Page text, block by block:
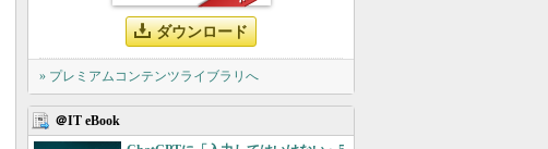
ダウンロード
» プレミアムコンテンツライブラリへ
＠IT eBook